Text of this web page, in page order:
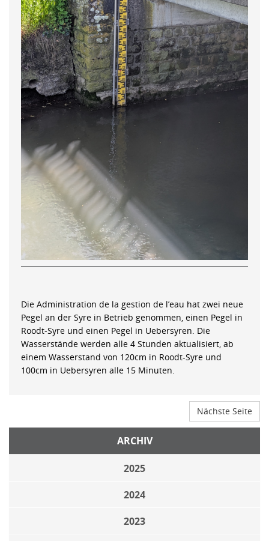
Die Administration de la gestion de l’eau hat zwei neue
Pegel an der Syre in Betrieb genommen, einen Pegel in
Roodt-Syre und einen Pegel in Uebersyren. Die
Wasserstände werden alle 4 Stunden aktualisiert, ab
einem Wasserstand von 120cm in Roodt-Syre und
100cm in Uebersyren alle 15 Minuten.
Nächste Seite
ARCHIV
2025
2024
2023